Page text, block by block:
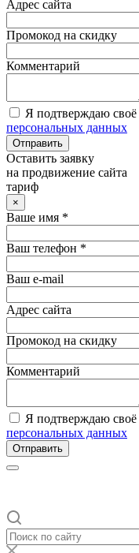
Адрес сайта
Промокод на скидку
Комментарий
Я подтверждаю своё
персональных данных
Отправить
Оставить заявку
на продвижение сайта
тариф
×
Ваше имя *
Ваш телефон *
Ваш e-mail
Адрес сайта
Промокод на скидку
Комментарий
Я подтверждаю своё
персональных данных
Отправить